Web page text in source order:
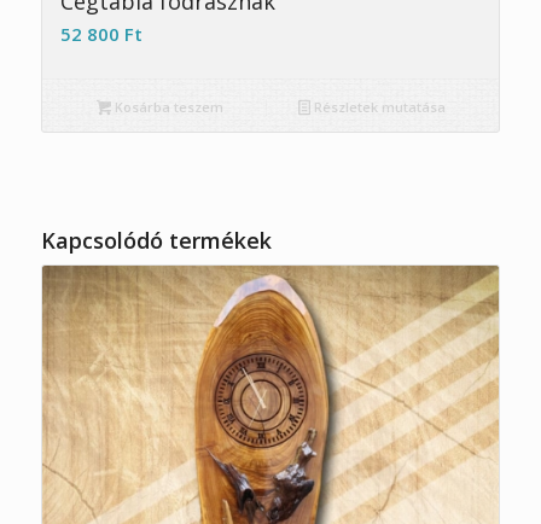
52 800 Ft
Kosárba teszem Részletek mutatása
Kapcsolódó termékek